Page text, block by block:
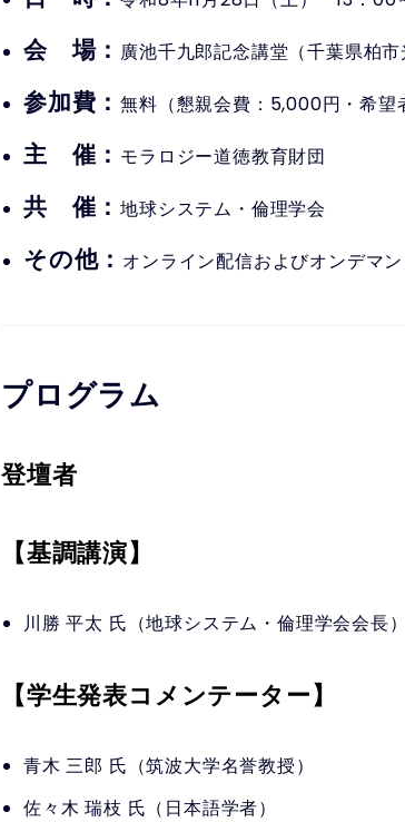
会 場： 廣池千九郎記念講堂（千葉県柏市
参加費：無料（懇親会費：5,000円・希望
主 催： モラロジー道徳教育財団
共 催：地球システム・倫理学会
その他： オンライン配信およびオンデマ
プログラム
登壇者
【基調講演】
川勝 平太 氏（地球システム・倫理学会会長）
【学生発表コメンテーター】
青木 三郎 氏（筑波大学名誉教授）
佐々木 瑞枝 氏（日本語学者）